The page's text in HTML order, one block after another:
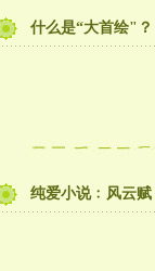
什么是“大首绘"？
纯爱小说﹕风云